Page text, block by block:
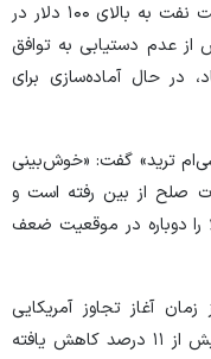
دلار ۰.۴ درصد تقویت شد، در حالی که قیمت نفت به بالای ۱۰۰ دلار در
از عدم دستیابی به توافق
در حال آماده‌سازی برای
سی‌ام ترید» گفت: «خوش‌بینی
صلح از بین رفته است و
را دوباره در موقعیت ضعف
آغاز تجاوز آمریکایی
صهیونی به ایران در ۲۸ فوریه (۹ اسفند)، بیش از ۱۱ درصد کاهش یافته